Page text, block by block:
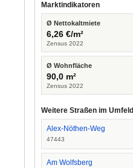
Marktindikatoren
Ø Nettokaltmiete
6,26 €/m²
Zensus 2022
Ø Wohnfläche
90,0 m²
Zensus 2022
Weitere Straßen im Umfeld
Alex-Nöthen-Weg
47443
Am Wolfsberg